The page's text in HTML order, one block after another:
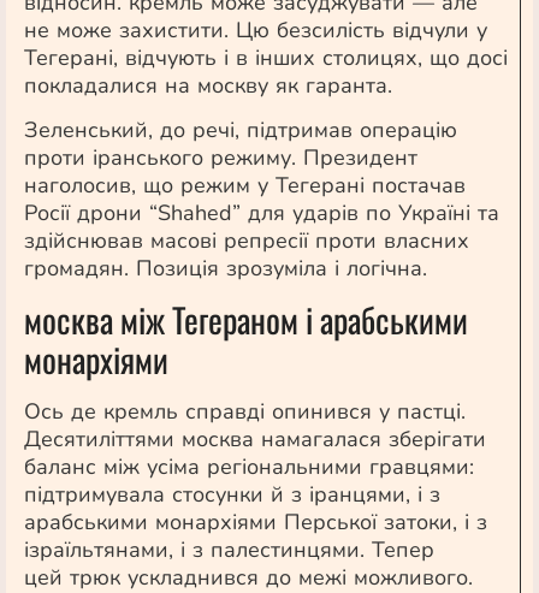
не може захистити. Цю безсилість відчули у
Тегерані, відчують і в інших столицях, що досі
покладалися на москву як гаранта.
Зеленський, до речі, підтримав операцію
проти іранського режиму. Президент
наголосив, що режим у Тегерані постачав
Росії дрони “Shahed” для ударів по Україні та
здійснював масові репресії проти власних
громадян. Позиція зрозуміла і логічна.
москва між Тегераном і арабськими
монархіями
Ось де кремль справді опинився у пастці.
Десятиліттями москва намагалася зберігати
баланс між усіма регіональними гравцями:
підтримувала стосунки й з іранцями, і з
арабськими монархіями Перської затоки, і з
ізраїльтянами, і з палестинцями. Тепер
цей трюк ускладнився до межі можливого.